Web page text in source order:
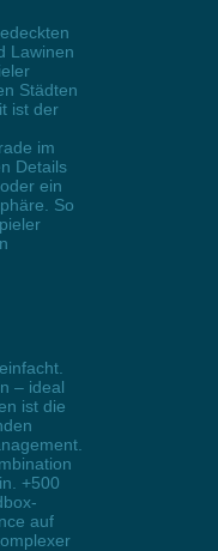
Lawinen
Städten
ist der
im
Details
ein
So
– ideal
ist die
+500
auf